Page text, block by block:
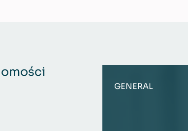
GENERAL